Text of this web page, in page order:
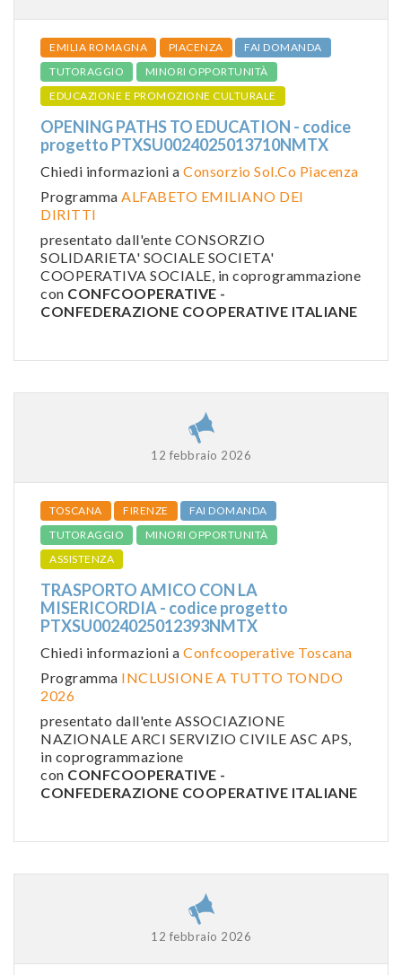
EMILIA ROMAGNA PIACENZA
FAI DOMANDA
TUTORAGGIO
MINORI OPPORTUNITÀ
EDUCAZIONE E PROMOZIONE CULTURALE
OPENING PATHS TO EDUCATION - codice
progetto PTXSU0024025013710NMTX
Chiedi informazioni a Consorzio Sol.Co Piacenza
Programma ALFABETO EMILIANO DEI
DIRITTI
presentato dall'ente CONSORZIO
SOLIDARIETA' SOCIALE SOCIETA'
COOPERATIVA SOCIALE, in coprogrammazione
con CONFCOOPERATIVE -
CONFEDERAZIONE COOPERATIVE ITALIANE
12 febbraio 2026
TOSCANA FIRENZE
FAI DOMANDA
TUTORAGGIO
MINORI OPPORTUNITÀ
ASSISTENZA
TRASPORTO AMICO CON LA
MISERICORDIA - codice progetto
PTXSU0024025012393NMTX
Chiedi informazioni a Confcooperative Toscana
Programma INCLUSIONE A TUTTO TONDO
2026
presentato dall'ente ASSOCIAZIONE
NAZIONALE ARCI SERVIZIO CIVILE ASC APS,
in coprogrammazione
con CONFCOOPERATIVE -
CONFEDERAZIONE COOPERATIVE ITALIANE
12 febbraio 2026